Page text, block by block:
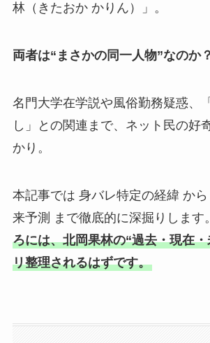
林（きたおか かりん）」。
両者は“まさかの同一人物”なのか？
名門大学在学説や風俗勤務疑惑、
し」との関連まで、ネット民の好
かり。
本記事では 身バレ特定の経緯 か
来予測 まで徹底的に深掘りします。
ろには、北岡果林の“過去・現在
リ整理されるはずです。